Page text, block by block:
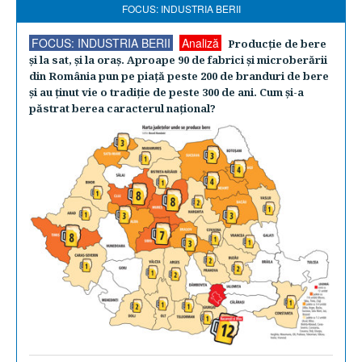
FOCUS: INDUSTRIA BERII
FOCUS: INDUSTRIA BERII Analiză
Producţie de bere
şi la sat, şi la oraş. Aproape 90 de fabrici şi microberării
din România pun pe piaţă peste 200 de branduri de bere
şi au ţinut vie o tradiţie de peste 300 de ani. Cum şi-a
păstrat berea caracterul naţional?